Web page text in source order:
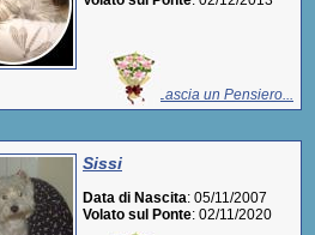
Lascia un Pensiero...
Sissi
Data di Nascita: 05/11/2007
Volato sul Ponte: 02/11/2020